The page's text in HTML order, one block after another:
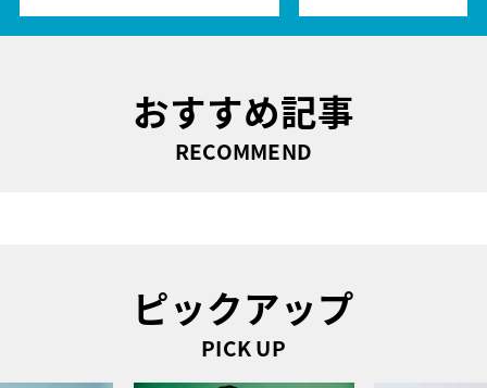
おすすめ記事
RECOMMEND
ピックアップ
PICK UP